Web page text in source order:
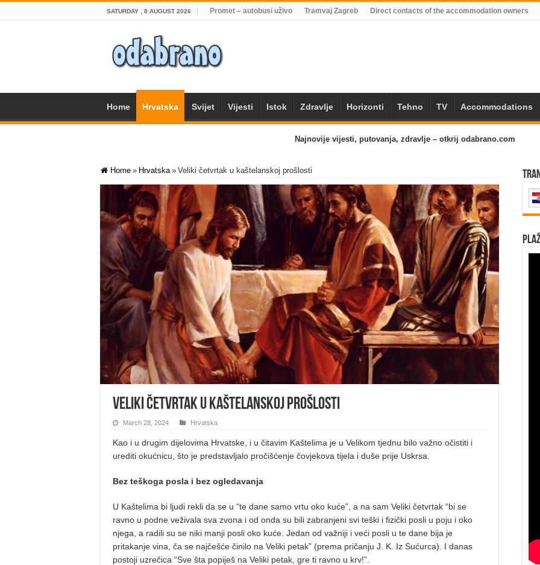
SATURDAY , 8 AUGUST 2026 Promet – autobusi uživo Tramvaj Zagreb Direct contacts of the accommodation owners
Home Hrvatska Svijet Vijesti Istok Zdravlje Horizonti Tehno TV Accommodations
Najnovije vijesti, putovanja, zdravlje – otkrij odabrano.com
Home » Hrvatska » Veliki četvrtak u kaštelanskoj prošlosti
Veliki četvrtak u kaštelanskoj prošlosti
March 28, 2024 Hrvatska
Kao i u drugim dijelovima Hrvatske, i u čitavim Kaštelima je u Velikom tjednu bilo važno očistiti i
urediti okućnicu, što je predstavljalo pročišćenje čovjekova tijela i duše prije Uskrsa.
Bez teškoga posla i bez ogledavanja
U Kaštelima bi ljudi rekli da se u “te dane samo vrtu oko kuće”, a na sam Veliki četvrtak “bi se
ravno u podne veživala sva zvona i od onda su bili zabranjeni svi teški i fizički posli u poju i oko
njega, a radili su se niki manji posli oko kuće. Jedan od važniji i veći posli u te dane bija je
pritakanje vina, ča se najčešće činilo na Veliki petak” (prema pričanju J. K. Iz Sućurca). I danas
postoji uzrečica “Sve šta popiješ na Veliki petak, gre ti ravno u krv!”.